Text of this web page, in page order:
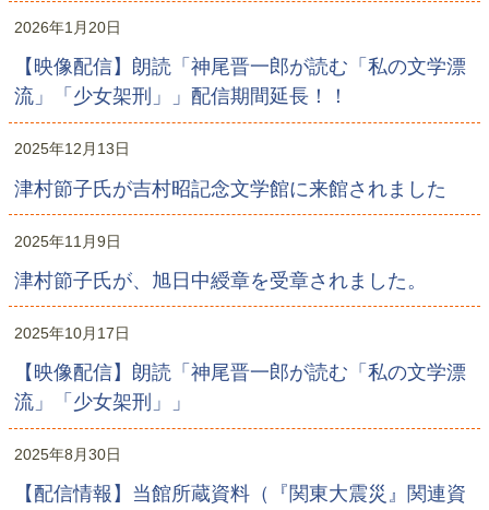
2026年1月20日
【映像配信】朗読「神尾晋一郎が読む「私の文学漂
流」「少女架刑」」配信期間延長！！
2025年12月13日
津村節子氏が吉村昭記念文学館に来館されました
2025年11月9日
津村節子氏が、旭日中綬章を受章されました。
2025年10月17日
【映像配信】朗読「神尾晋一郎が読む「私の文学漂
流」「少女架刑」」
2025年8月30日
【配信情報】当館所蔵資料（『関東大震災』関連資